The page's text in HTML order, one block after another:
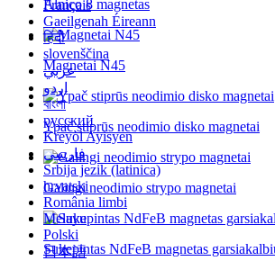
Français
Gaeilgenah Éireann
हिंदी
slovenščina
عربي
اردو
বাংলা
русский
Kreyòl Ayisyen
فارسی
Srbija jezik (latinica)
hrvatski
România limbi
Melayu
Polski
日本語
Alnico 8 magnetas
Magnetai N45
Ypač stiprūs neodimio disko magnetai
Galingi neodimio strypo magnetai
Sukepintas NdFeB magnetas